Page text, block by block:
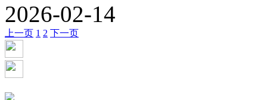
2026-02-14
上一页 1 2 下一页